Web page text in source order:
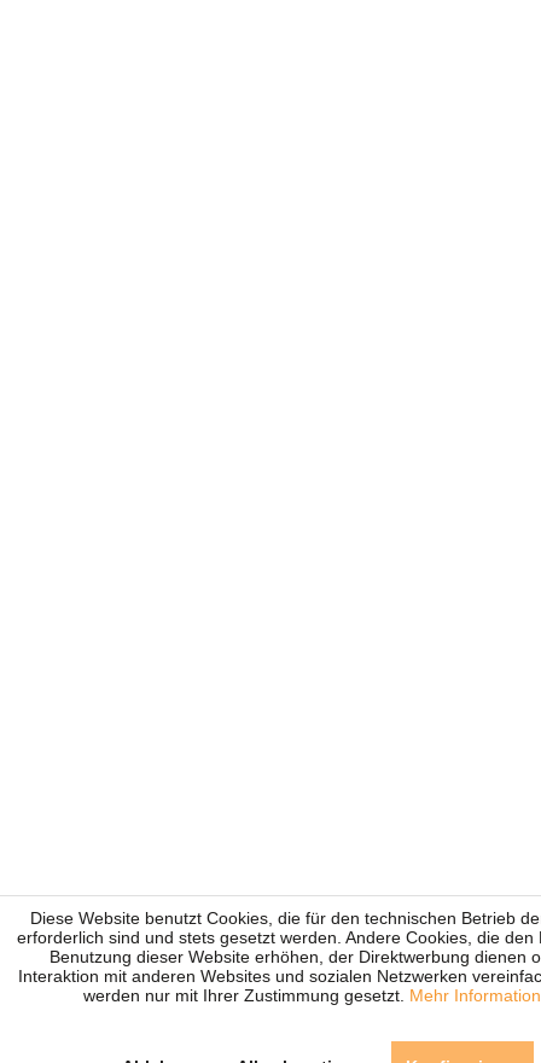
Diese Website benutzt Cookies, die für den technischen Betrieb
erforderlich sind und stets gesetzt werden. Andere Cookies, die den
Benutzung dieser Website erhöhen, der Direktwerbung dienen
Interaktion mit anderen Websites und sozialen Netzwerken
werden nur mit Ihrer Zustimmung gesetzt. Mehr